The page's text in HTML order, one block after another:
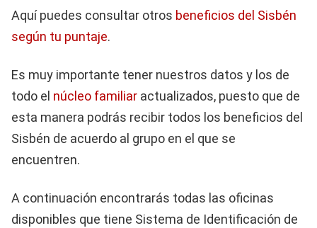
Aquí puedes consultar otros beneficios del Sisbén
según tu puntaje.
Es muy importante tener nuestros datos y los de
todo el núcleo familiar actualizados, puesto que de
esta manera podrás recibir todos los beneficios del
Sisbén de acuerdo al grupo en el que se
encuentren.
A continuación encontrarás todas las oficinas
disponibles que tiene Sistema de Identificación de